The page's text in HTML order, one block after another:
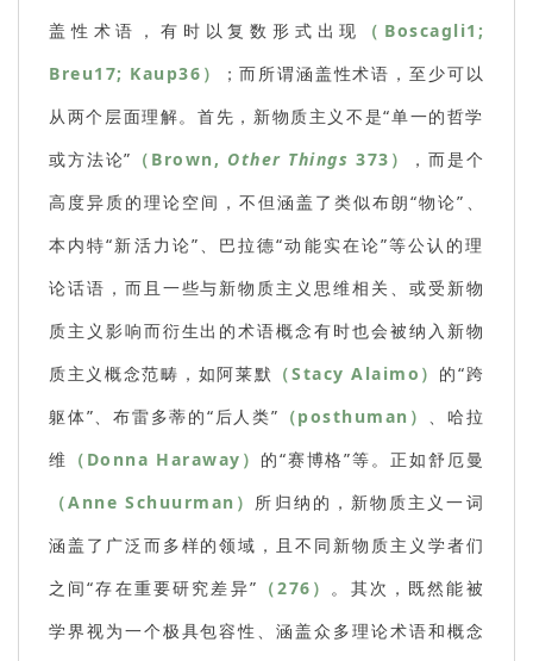
盖性术语，有时以复数形式出现
（Boscagli1;
Breu17; Kaup36）
；而所谓涵盖性术语，至少可以
从两个层面理解。首先，新物质主义不是“单一的哲学
或方法论” （Brown, Other Things 373）
，而是个
高度异质的理论空间，不但涵盖了类似布朗“物论”、
本内特“新活力论”、巴拉德“动能实在论”等公认的理
论话语，而且一些与新物质主义思维相关、或受新物
质主义影响而衍生出的术语概念有时也会被纳入新物
质主义概念范畴，如阿莱默 （Stacy Alaimo） 的“跨
躯体”、布雷多蒂的“后人类” （posthuman） 、哈拉
维 （Donna Haraway） 的“赛博格”等。正如舒厄曼
（Anne Schuurman） 所归纳的，新物质主义一词
涵盖了广泛而多样的领域，且不同新物质主义学者们
之间“存在重要研究差异” （276） 。其次，既然能被
学界视为一个极具包容性、涵盖众多理论术语和概念